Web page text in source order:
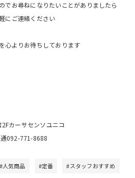
でお尋ねになりたいことがありましたら
にご連絡ください
心よりお待ちしております
2Fカーサセンソユニコ
092-771-8688
#人気商品 #定番 #スタッフおすすめ